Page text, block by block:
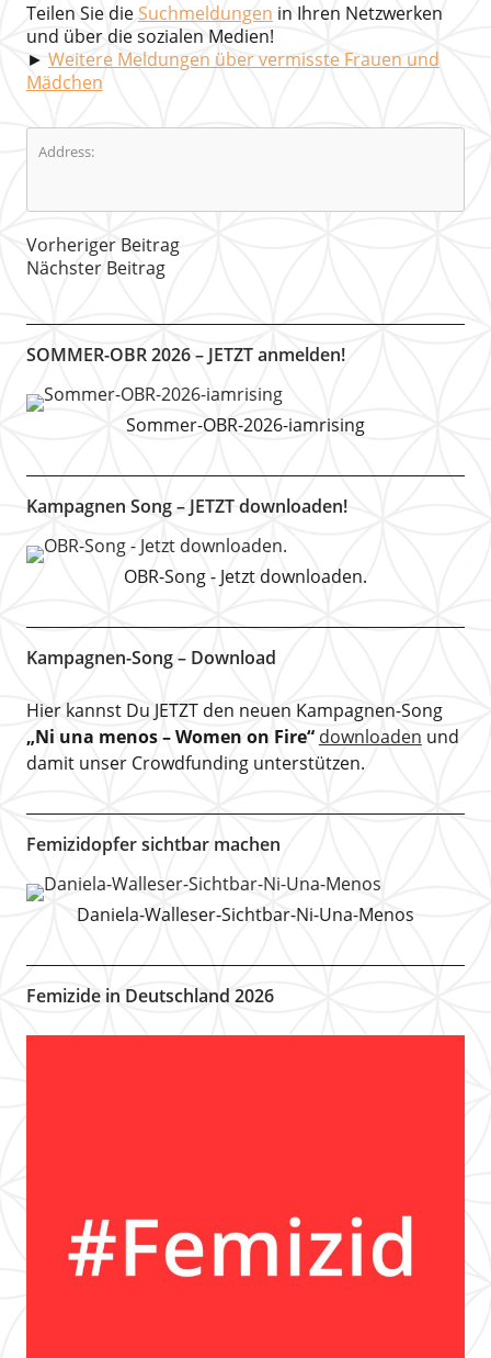
Teilen Sie dieSuchmeldungen in Ihren Netzwerken
und über die sozialen Medien!
► Weitere Meldungen über vermisste Frauen und
Mädchen
Address:
Vorheriger Beitrag
Nächster Beitrag
SOMMER-OBR 2026 – JETZT anmelden!
Sommer-OBR-2026-iamrising
Kampagnen Song – JETZT downloaden!
OBR-Song - Jetzt downloaden.
Kampagnen-Song – Download
Hier kannst Du JETZT den neuen Kampagnen-Song
„Ni una menos – Women on Fire“ downloaden und
damit unser Crowdfunding unterstützen.
Femizidopfer sichtbar machen
Daniela-Walleser-Sichtbar-Ni-Una-Menos
Femizide in Deutschland 2026